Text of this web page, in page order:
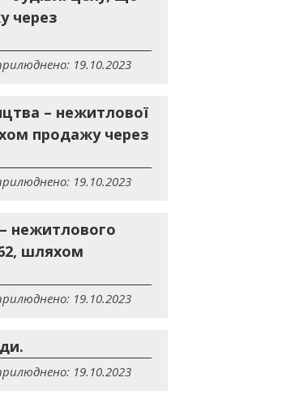
через
19.10.2023
– нежитлової
продажу через
19.10.2023
нежитлового
шляхом
19.10.2023
19.10.2023